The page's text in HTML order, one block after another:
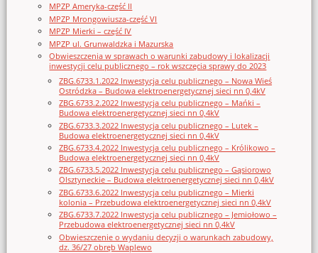
MPZP Ameryka-część II
MPZP Mrongowiusza-część VI
MPZP Mierki – część IV
MPZP ul. Grunwaldzka i Mazurska
Obwieszczenia w sprawach o warunki zabudowy i lokalizacji
inwestycji celu publicznego – rok wszczęcia sprawy do 2023
ZBG.6733.1.2022 Inwestycja celu publicznego – Nowa Wieś
Ostródzka – Budowa elektroenergetycznej sieci nn 0,4kV
ZBG.6733.2.2022 Inwestycja celu publicznego – Mańki –
Budowa elektroenergetycznej sieci nn 0,4kV
ZBG.6733.3.2022 Inwestycja celu publicznego – Lutek –
Budowa elektroenergetycznej sieci nn 0,4kV
ZBG.6733.4.2022 Inwestycja celu publicznego – Królikowo –
Budowa elektroenergetycznej sieci nn 0,4kV
ZBG.6733.5.2022 Inwestycja celu publicznego – Gąsiorowo
Olsztyneckie – Budowa elektroenergetycznej sieci nn 0,4kV
ZBG.6733.6.2022 Inwestycja celu publicznego – Mierki
kolonia – Przebudowa elektroenergetycznej sieci nn 0,4kV
ZBG.6733.7.2022 Inwestycja celu publicznego – Jemiołowo –
Przebudowa elektroenergetycznej sieci nn 0,4kV
Obwieszczenie o wydaniu decyzji o warunkach zabudowy,
dz. 36/27 obręb Waplewo